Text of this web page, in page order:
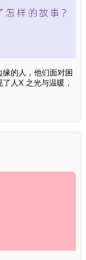
的人，他们面对困
人X 之光与温暖，